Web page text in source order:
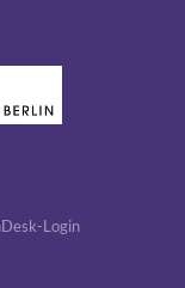
Login